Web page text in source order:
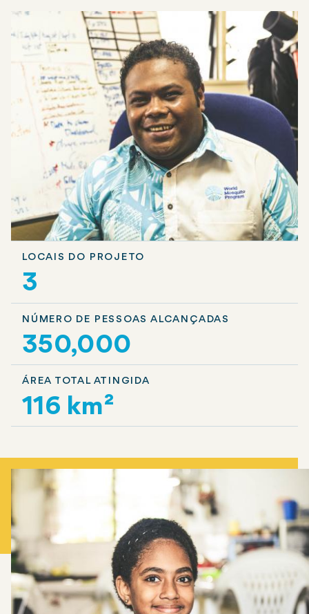
LOCAIS DO PROJETO
3
NÚMERO DE PESSOAS ALCANÇADAS
350,000
ÁREA TOTAL ATINGIDA
116 km²